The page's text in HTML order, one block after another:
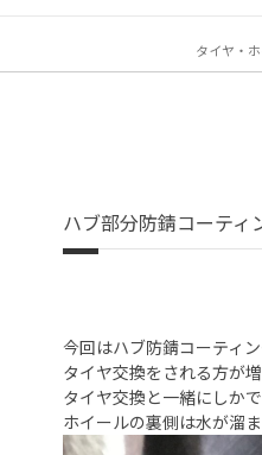
タイヤ・
ハブ部分防錆コーティ
今回はハブ防錆コーティ
タイヤ交換をされる方が
タイヤ交換と一緒にしか
ホイールの裏側は水が溜